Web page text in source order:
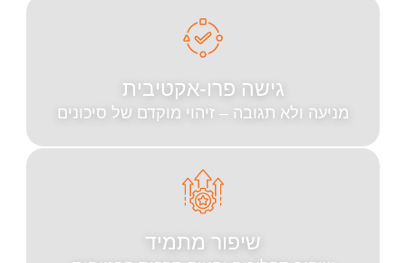
גישה פרו-אקטיבית
ולא תגובה – זיהוי מוקדם של סיכונים
שיפור מתמיד